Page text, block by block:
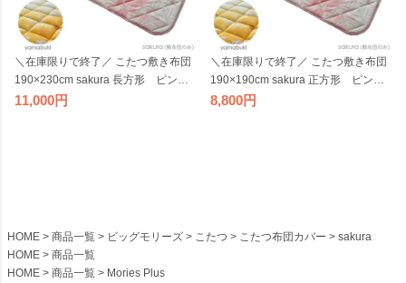
＼在庫限りで終了／ こたつ敷き布団
190×230cm sakura 長方形 ピンク
グリーン やまぶき 桜 こたつ敷布団
11,000
＼在庫限りで終了／ こたつ敷き布団
190×190cm sakura 正方形 ピンク
グリーン やまぶき 桜 こたつ敷布
8,800
HOME 商品一覧 ビッグモリーズ こたつ こたつ布団カバー
sakura
HOME
商品一覧
HOME
商品一覧
Mories Plus